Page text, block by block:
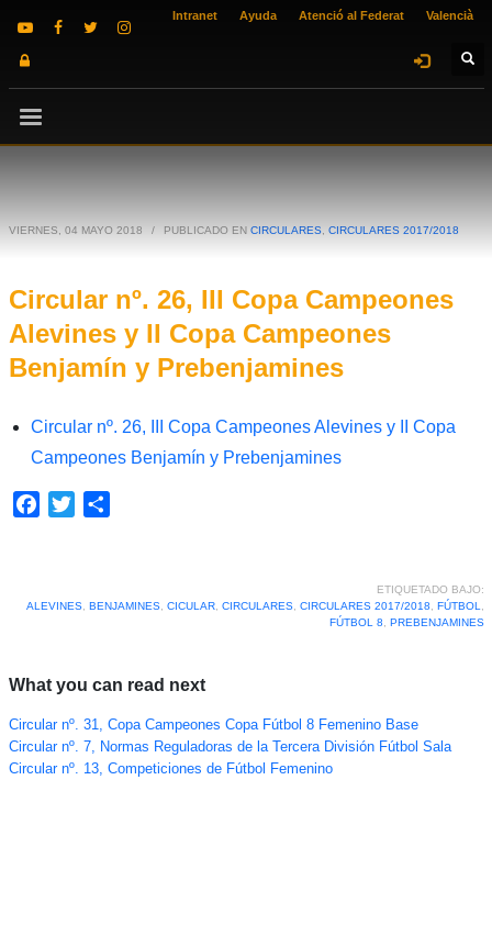
Intranet Ayuda Atenció al Federat Valencià
VIERNES, 04 MAYO 2018 / PUBLICADO EN CIRCULARES CIRCULARES 2017/2018
Circular nº. 26, III Copa Campeones
Alevines y II Copa Campeones
Benjamín y Prebenjamines
Circular nº. 26, III Copa Campeones Alevines y II Copa
Campeones Benjamín y Prebenjamines
Facebook
Twitter
ETIQUETADO BAJO:
ALEVINES, BENJAMINES, CICULAR, CIRCULARES, CIRCULARES 2017/2018 FÚTBOL
FÚTBOL 8
PREBENJAMINES
What you can read next
Circular nº. 31, Copa Campeones Copa Fútbol 8 Femenino Base
Circular nº. 7, Normas Reguladoras de la Tercera División Fútbol Sala
Circular nº. 13, Competiciones de Fútbol Femenino